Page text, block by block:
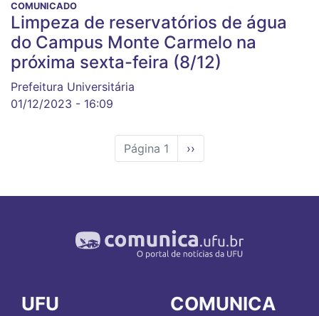
COMUNICADO
Limpeza de reservatórios de água
do Campus Monte Carmelo na
próxima sexta-feira (8/12)
Prefeitura Universitária
01/12/2023 - 16:09
Página 1
Próxima
página
››
UFU COMUNICA